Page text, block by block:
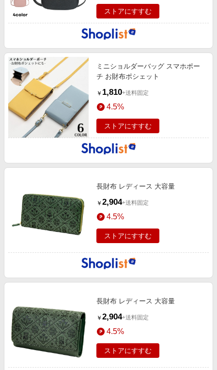
ストアにすすむ
ミニショルダーバッグ スマホポー
チ お財布ポシェット
￥ 1,810+送料固定
4.5%
ストアにすすむ
長財布 レディース 大容量
￥ 2,904+送料固定
4.5%
ストアにすすむ
長財布 レディース 大容量
￥ 2,904+送料固定
4.5%
ストアにすすむ